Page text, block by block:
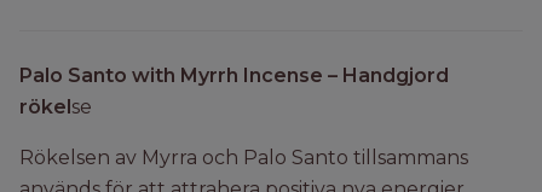
Palo Santo with Myrrh Incense – Handgjord
rökelse
Rökelsen av Myrra och Palo Santo tillsammans